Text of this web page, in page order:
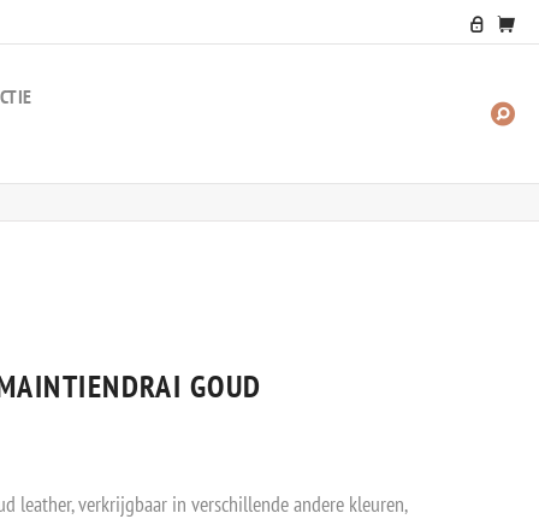
GOUD
leather, verkrijgbaar in verschillende andere kleuren,